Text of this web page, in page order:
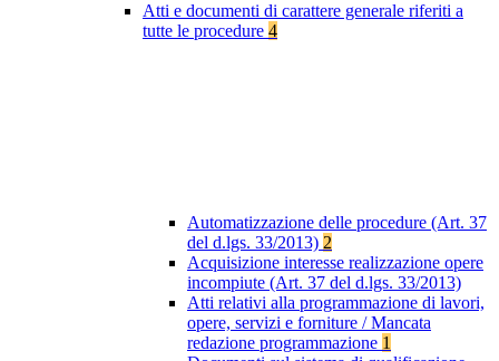
Atti e documenti di carattere generale riferiti a
tutte le procedure 4
Automatizzazione delle procedure (Art. 37
del d.lgs. 33/2013) 2
Acquisizione interesse realizzazione opere
incompiute (Art. 37 del d.lgs. 33/2013)
Atti relativi alla programmazione di lavori,
opere, servizi e forniture / Mancata
redazione programmazione 1